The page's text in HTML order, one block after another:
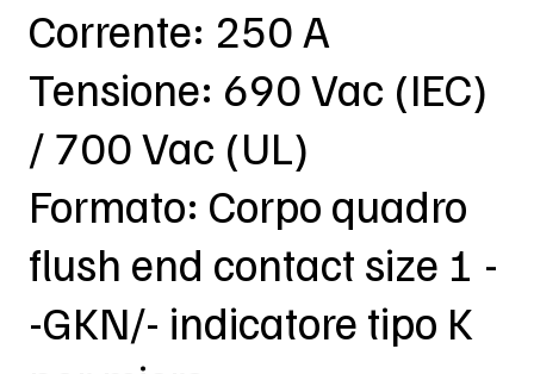
Corrente: 250 A
Tensione: 690 Vac (IEC)
/ 700 Vac (UL)
Formato: Corpo quadro
flush end contact size 1 -
-GKN/- indicatore tipo K